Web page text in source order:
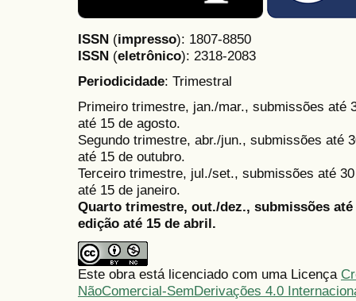
ISSN (impresso): 1807-8850
ISSN (eletrônico): 2318-2083
Periodicidade: Trimestral
Primeiro trimestre, jan./mar., submissões até
até 15 de agosto.
Segundo trimestre, abr./jun., submissões até
até 15 de outubro.
Terceiro trimestre, jul./set., submissões até
até 15 de janeiro.
Quarto trimestre, out./dez., submissões
edição até 15 de abril.
Este obra está licenciado com uma Licença
NãoComercial-SemDerivações 4.0